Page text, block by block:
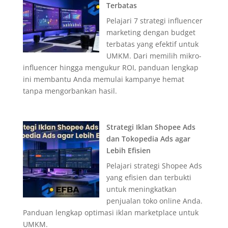
Terbatas
Pelajari 7 strategi influencer
marketing dengan budget
terbatas yang efektif untuk
UMKM. Dari memilih mikro-
influencer hingga mengukur ROI, panduan lengkap
ini membantu Anda memulai kampanye hemat
tanpa mengorbankan hasil.
Strategi Iklan Shopee Ads
dan Tokopedia Ads agar
Lebih Efisien
Pelajari strategi Shopee Ads
yang efisien dan terbukti
untuk meningkatkan
penjualan toko online Anda.
Panduan lengkap optimasi iklan marketplace untuk
UMKM.